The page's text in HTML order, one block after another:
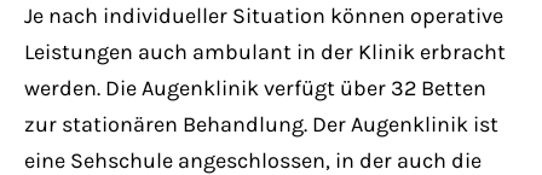
Je nach individueller Situation können operative
Leistungen auch ambulant in der Klinik erbracht
werden. Die Augenklinik verfügt über 32 Betten
zur stationären Behandlung. Der Augenklinik ist
eine Sehschule angeschlossen, in der auch die